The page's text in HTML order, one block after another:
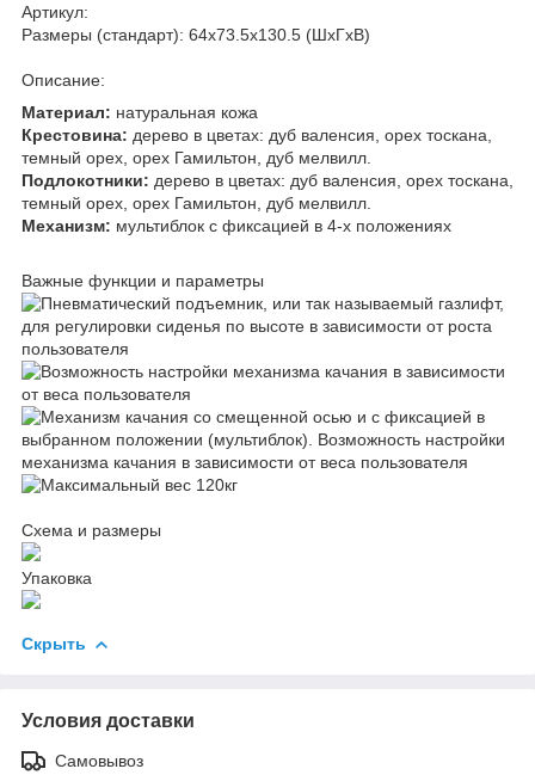
Артикул:
Размеры (стандарт): 64x73.5x130.5 (ШхГхВ)
Описание:
Материал: натуральная кожа
Крестовина: дерево в цветах: дуб валенсия, орех тоскана,
темный орех, орех Гамильтон, дуб мелвилл.
Подлокотники: дерево в цветах: дуб валенсия, орех тоскана,
темный орех, орех Гамильтон, дуб мелвилл.
Механизм: мультиблок с фиксацией в 4-х положениях
Важные функции и параметры
Схема и размеры
Упаковка
Скрыть
Условия доставки
Самовывоз